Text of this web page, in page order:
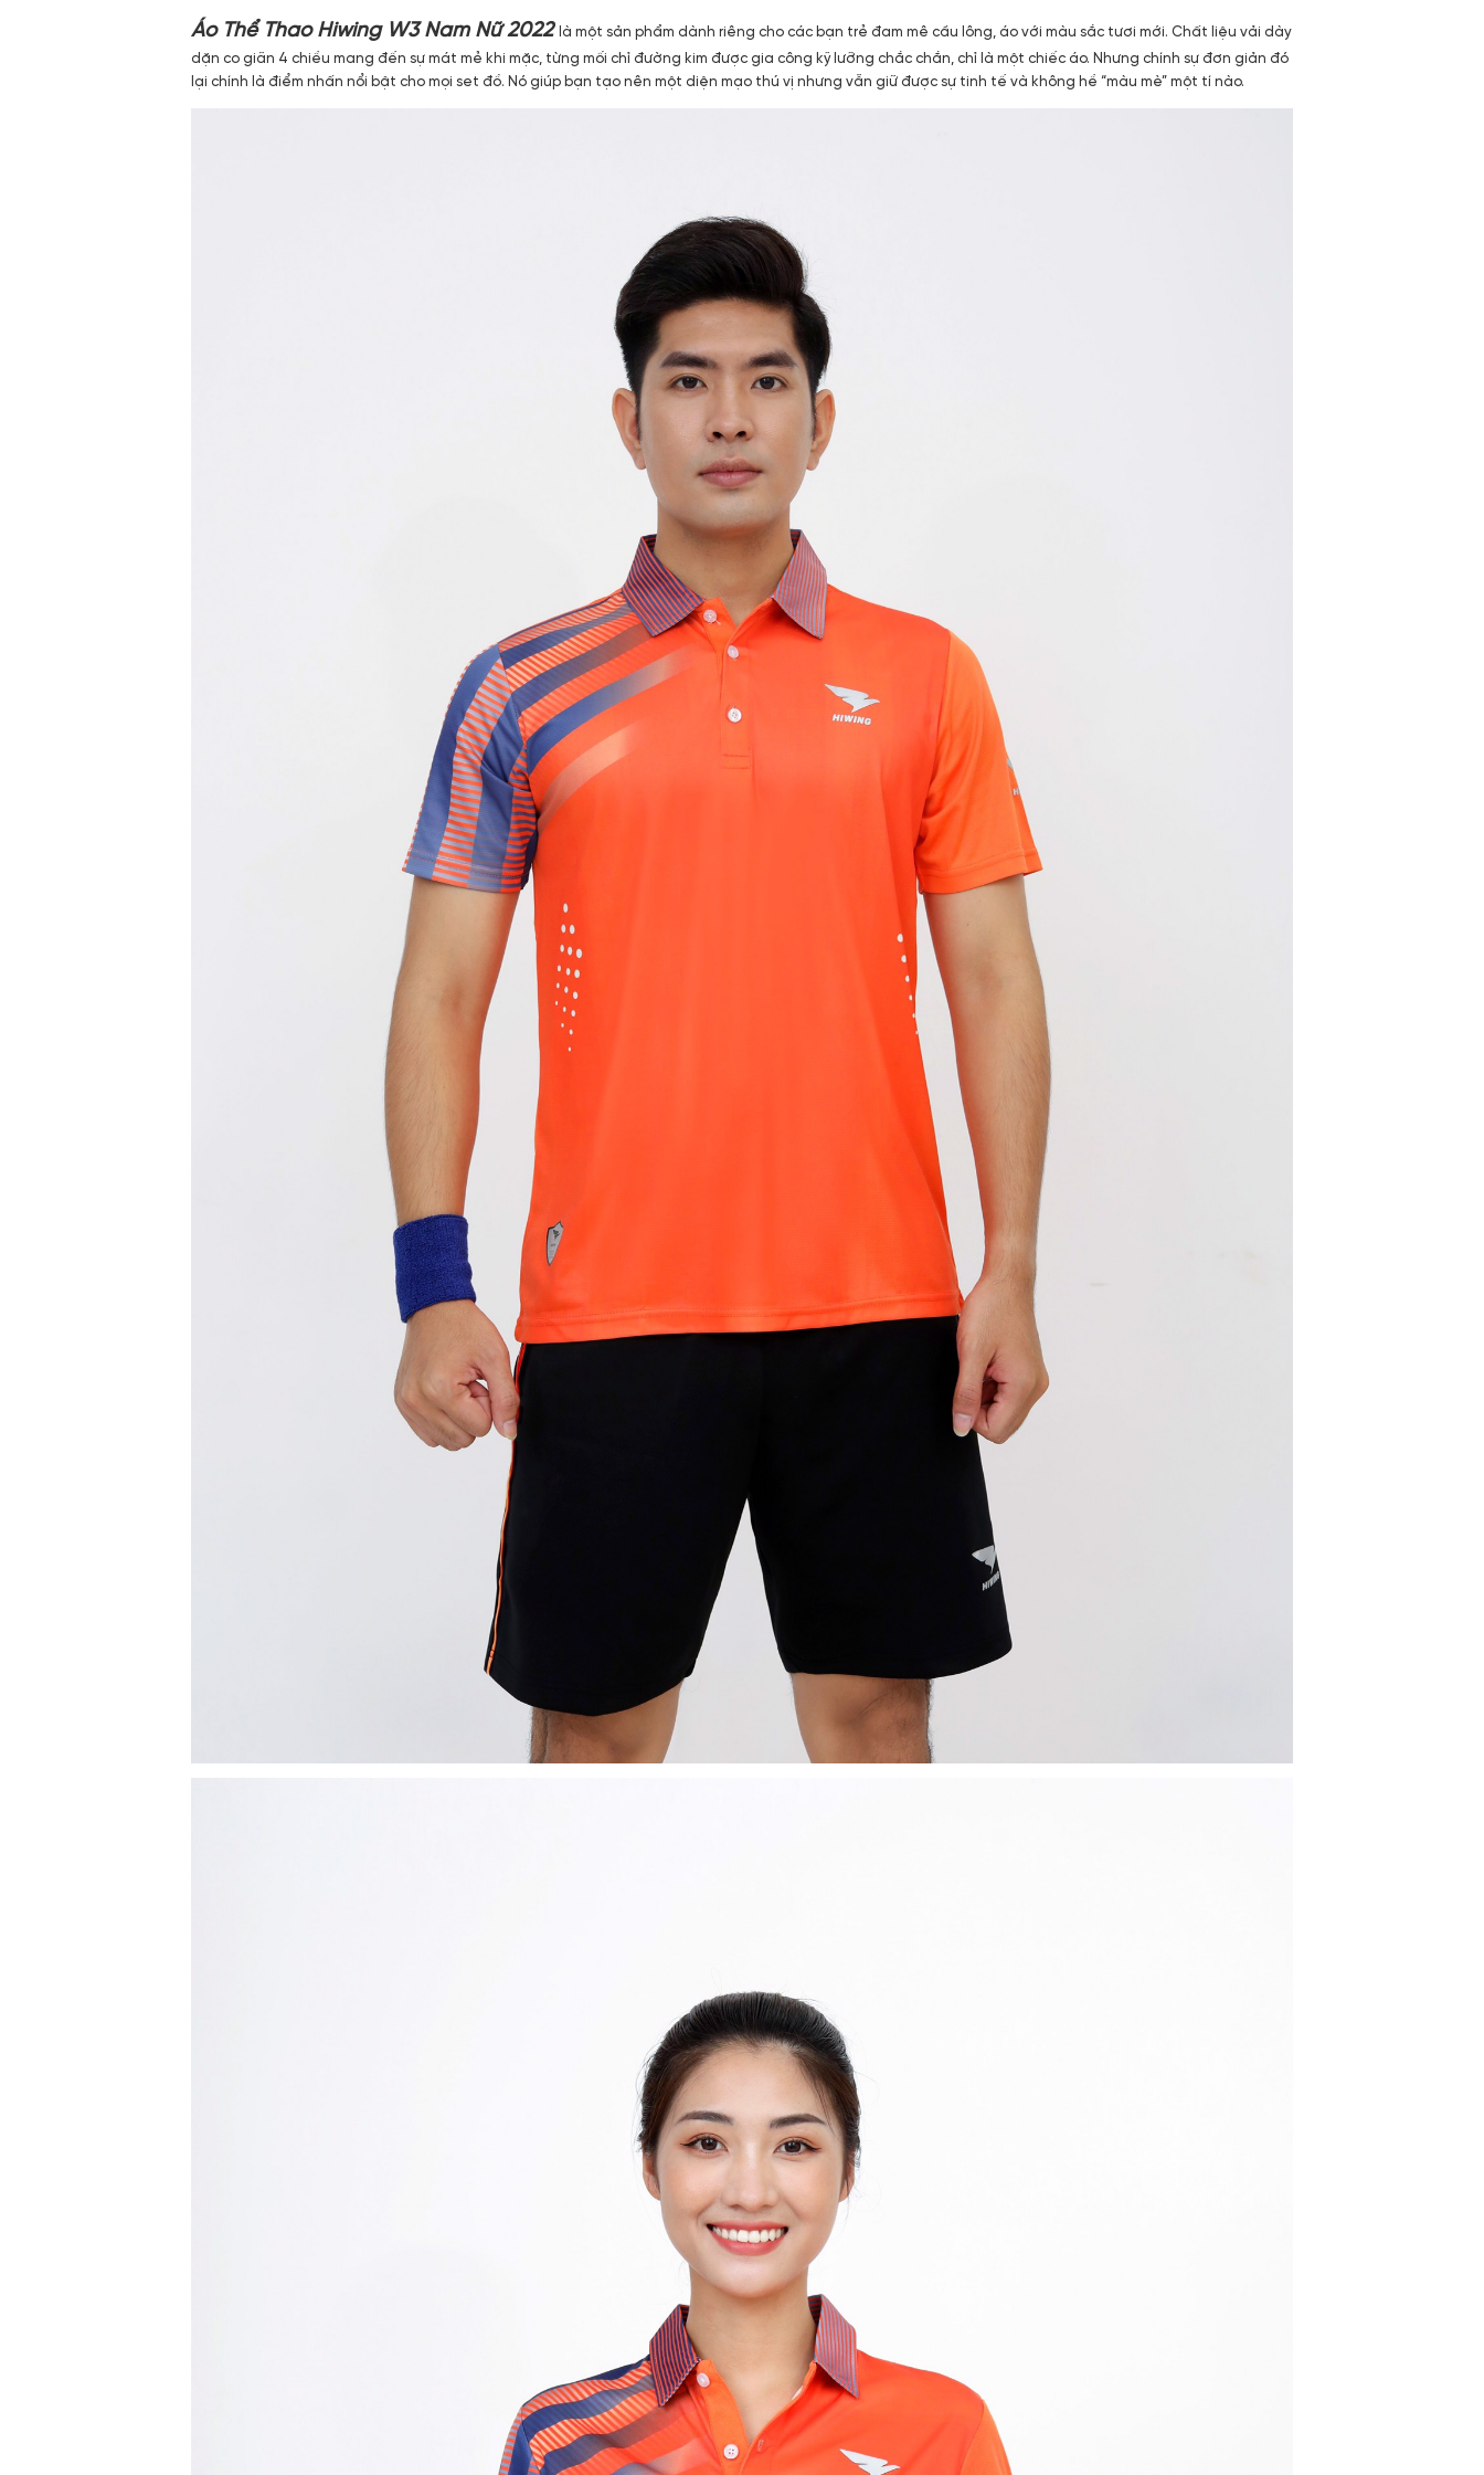
Áo Thể Thao Hiwing W3 Nam Nữ 2022
là một sản phẩm dành riêng cho các bạn trẻ đam mê cầu lông, áo với màu sắc tươi mới. Chất liệu vải dày
dặn co giãn 4 chiều mang đến sự mát mẻ khi mặc, từng mối chỉ đường kim được gia công kỹ lưỡng chắc chắn, chỉ là một chiếc áo. Nhưng chính sự đơn giản đó
lại chính là điểm nhấn nổi bật cho mọi set đồ. Nó giúp bạn tạo nên một diện mạo thú vị nhưng vẫn giữ được sự tinh tế và không hề “màu mè” một tí nào.